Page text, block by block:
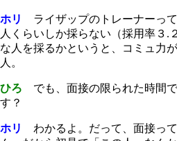
ホリ
ライザップのトレーナーっ
人くらいしか採らない（採用率３.
な人を採るかというと、コミュ力
人。
ひろ でも、面接の限られた時間
す？
ホリ
わかるよ。だって、面接っ